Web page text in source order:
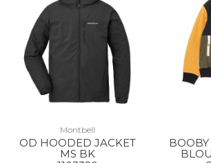
Montbell
OD HOODED JACKET
MS BK
BOOBY